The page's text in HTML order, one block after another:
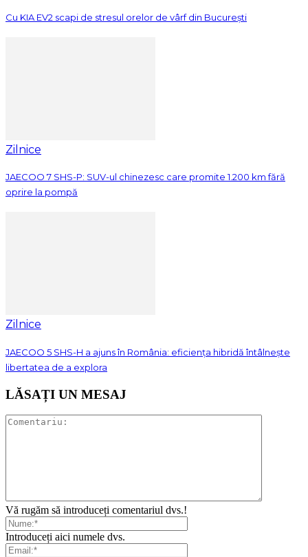
Cu KIA EV2 scapi de stresul orelor de vârf din București
Zilnice
JAECOO 7 SHS-P: SUV-ul chinezesc care promite 1.200 km fără
oprire la pompă
Zilnice
JAECOO 5 SHS-H a ajuns în România: eficiența hibridă întâlnește
libertatea de a explora
LĂSAȚI UN MESAJ
Vă rugăm să introduceți comentariul dvs.!
Introduceți aici numele dvs.